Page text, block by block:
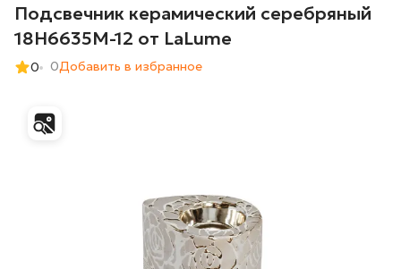
Подсвечник керамический серебряный
18H6635M-12 от LaLume
0 0Добавить в избранное